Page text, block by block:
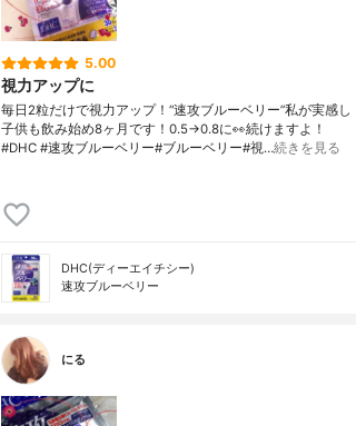
5.00
視力アップに
毎日2粒だけで視力アップ！“速攻ブルーベリー”私が実感し
子供も飲み始め8ヶ月です！0.5→0.8に👀続けますよ！
#DHC #速攻ブルーベリー#ブルーベリー#視…続きを見る
DHC(ディーエイチシー)
速攻ブルーベリー
にる